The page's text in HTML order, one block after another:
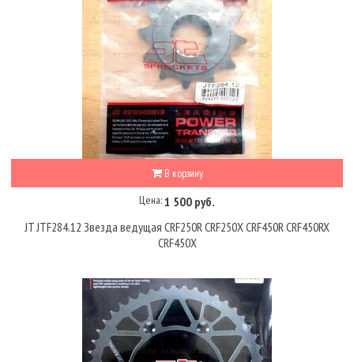
В корзину
Цена:1 500 руб.
JT JTF284.12 Звезда ведущая CRF250R CRF250X CRF450R CRF450RX
CRF450X